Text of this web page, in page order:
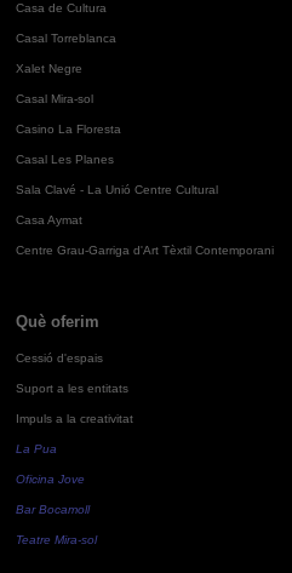
Casa de Cultura
Casal Torreblanca
Xalet Negre
Casal Mira-sol
Casino La Floresta
Casal Les Planes
Sala Clavé - La Unió Centre Cultural
Casa Aymat
Centre Grau-Garriga d'Art Tèxtil Contemporani
Què oferim
Cessió d'espais
Suport a les entitats
Impuls a la creativitat
La Pua
Oficina Jove
Bar Bocamoll
Teatre Mira-sol